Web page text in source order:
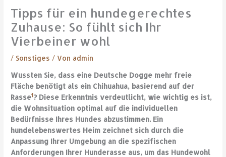
Tipps für ein hundegerechtes
Zuhause: So fühlt sich Ihr
Vierbeiner wohl
/ Sonstiges / Von admin
Wussten Sie, dass eine Deutsche Dogge mehr freie
Fläche benötigt als ein Chihuahua, basierend auf der
Rasse1? Diese Erkenntnis verdeutlicht, wie wichtig es ist,
die Wohnsituation optimal auf die individuellen
Bedürfnisse Ihres Hundes abzustimmen. Ein
hundelebenswertes Heim zeichnet sich durch die
Anpassung Ihrer Umgebung an die spezifischen
Anforderungen Ihrer Hunderasse aus, um das Hundewohl